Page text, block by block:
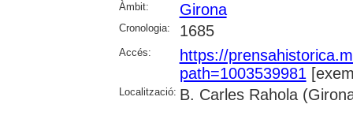
Àmbit: Girona
Cronologia: 1685
Accés:
https://
path=1003539981
Localització: B. Carles Rahola